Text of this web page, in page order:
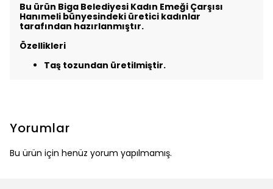
Bu ürün Biga Belediyesi Kadın Emeği Çarşısı
Hanımeli bünyesindeki üretici kadınlar
tarafından hazırlanmıştır.
Özellikleri
Taş tozundan üretilmiştir.
Yorumlar
Bu ürün için henüz yorum yapılmamış.